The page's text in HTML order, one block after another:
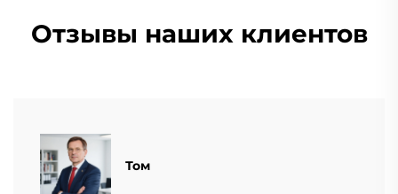
Отзывы наших клиентов
Том